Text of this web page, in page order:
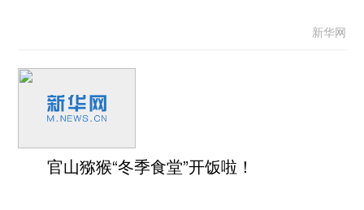
新华网
官山猕猴“冬季食堂”开饭啦！